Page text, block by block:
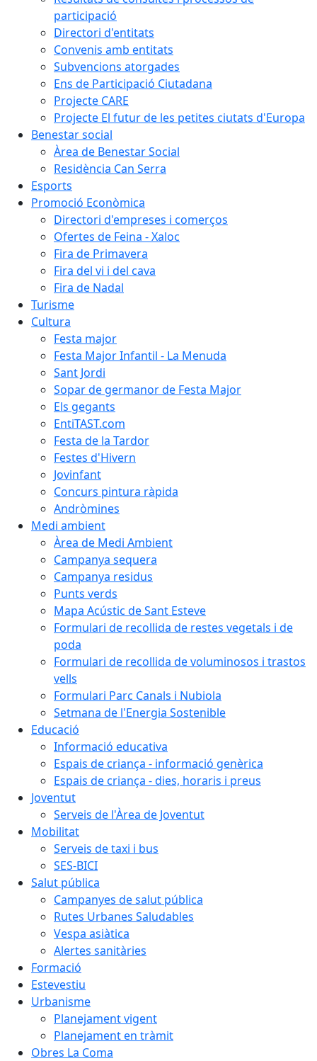
participació
Directori d'entitats
Convenis amb entitats
Subvencions atorgades
Ens de Participació Ciutadana
Projecte CARE
Projecte El futur de les petites ciutats d'Europa
Benestar social
Àrea de Benestar Social
Residència Can Serra
Esports
Promoció Econòmica
Directori d'empreses i comerços
Ofertes de Feina - Xaloc
Fira de Primavera
Fira del vi i del cava
Fira de Nadal
Turisme
Cultura
Festa major
Festa Major Infantil - La Menuda
Sant Jordi
Sopar de germanor de Festa Major
Els gegants
EntiTAST.com
Festa de la Tardor
Festes d'Hivern
Jovinfant
Concurs pintura ràpida
Andròmines
Medi ambient
Àrea de Medi Ambient
Campanya sequera
Campanya residus
Punts verds
Mapa Acústic de Sant Esteve
Formulari de recollida de restes vegetals i de
poda
Formulari de recollida de voluminosos i trastos
vells
Formulari Parc Canals i Nubiola
Setmana de l'Energia Sostenible
Educació
Informació educativa
Espais de criança - informació genèrica
Espais de criança - dies, horaris i preus
Joventut
Serveis de l'Àrea de Joventut
Mobilitat
Serveis de taxi i bus
SES-BICI
Salut pública
Campanyes de salut pública
Rutes Urbanes Saludables
Vespa asiàtica
Alertes sanitàries
Formació
Estevestiu
Urbanisme
Planejament vigent
Planejament en tràmit
Obres La Coma